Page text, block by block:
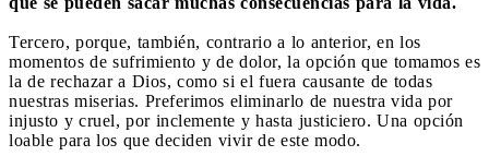
Tercero, porque, también, contrario a lo anterior, en los
momentos de sufrimiento y de dolor, la opción que tomamos es
la de rechazar a Dios, como si el fuera causante de todas
nuestras miserias. Preferimos eliminarlo de nuestra vida por
injusto y cruel, por inclemente y hasta justiciero. Una opción
loable para los que deciden vivir de este modo.